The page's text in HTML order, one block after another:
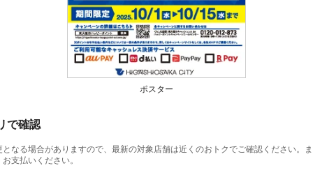
ポスター
で確認
となる場合がありますので、最新の対象店舗は近くのおトクでご確認ください。
支払いください。